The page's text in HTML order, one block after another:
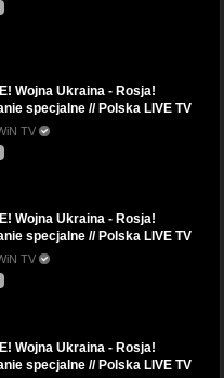
Wojna Ukraina - Rosja!
specjalne // Polska LIVE TV
TV
Wojna Ukraina - Rosja!
specjalne // Polska LIVE TV
TV
Wojna Ukraina - Rosja!
specjalne // Polska LIVE TV